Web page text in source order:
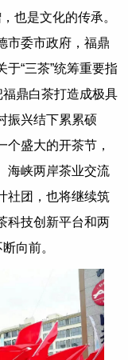
也是文化的传承。
市委市政府，福鼎
“三茶”统筹重要指
福鼎白茶打造成极具
振兴结下累累硕
盛大的开茶节，
海峡两岸茶业交流
社团，也将继续筑
科技创新平台和两
向前。